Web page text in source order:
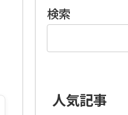
検索
人気記事